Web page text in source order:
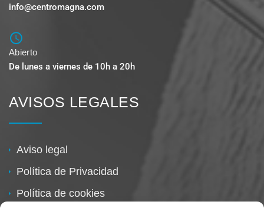
info@centromagna.com
Abierto
De lunes a viernes de 10h a 20h
AVISOS LEGALES
Aviso legal
Política de Privacidad
Política de cookies